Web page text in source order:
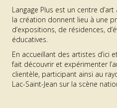
Langage Plus est un centre
la création donnent lieu à une
d’expositions, de résidences,
éducatives.
En accueillant des artistes d’ici
fait découvrir et expérimenter
clientèle, participant ainsi au
Lac-Saint-Jean sur la scène